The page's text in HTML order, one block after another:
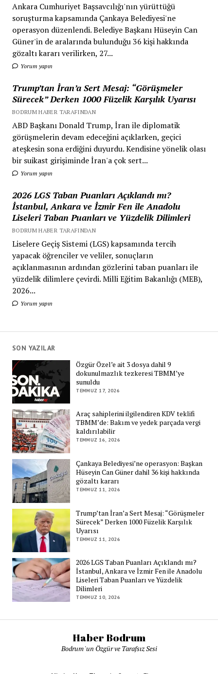
Ankara Cumhuriyet Başsavcılığı'nın yürüttüğü
soruşturma kapsamında Çankaya Belediyesi'ne
operasyon düzenlendi. Belediye Başkanı Hüseyin Can
Güner'in de aralarında bulunduğu 36 kişi hakkında
gözaltı kararı verilirken, 27...
Yorum yapın
Trump’tan İran’a Sert Mesaj: “Görüşmeler
Sürecek” Derken 1000 Füzelik Karşılık Uyarısı
BODRUM HABER TARAFINDAN
ABD Başkanı Donald Trump, İran ile diplomatik
görüşmelerin devam edeceğini açıklarken, geçici
ateşkesin sona erdiğini duyurdu. Kendisine yönelik olası
bir suikast girişiminde İran'a çok sert...
Yorum yapın
2026 LGS Taban Puanları Açıklandı mı?
İstanbul, Ankara ve İzmir Fen ile Anadolu
Liseleri Taban Puanları ve Yüzdelik Dilimleri
BODRUM HABER TARAFINDAN
Liselere Geçiş Sistemi (LGS) kapsamında tercih
yapacak öğrenciler ve veliler, sonuçların
açıklanmasının ardından gözlerini taban puanları ile
yüzdelik dilimlere çevirdi. Milli Eğitim Bakanlığı (MEB),
2026...
Yorum yapın
SON YAZILAR
Özgür Özel’e ait 3 dosya dahil 9
dokunulmazlık tezkeresi TBMM’ye
sunuldu
TEMMUZ 17, 2026
Araç sahiplerini ilgilendiren KDV teklifi
TBMM’de: Bakım ve yedek parçada vergi
kaldırılabilir
TEMMUZ 16, 2026
Çankaya Belediyesi’ne operasyon: Başkan
Hüseyin Can Güner dahil 36 kişi hakkında
gözaltı kararı
TEMMUZ 11, 2026
Trump’tan İran’a Sert Mesaj: “Görüşmeler
Sürecek” Derken 1000 Füzelik Karşılık
Uyarısı
TEMMUZ 11, 2026
2026 LGS Taban Puanları Açıklandı mı?
İstanbul, Ankara ve İzmir Fen ile Anadolu
Liseleri Taban Puanları ve Yüzdelik
Dilimleri
TEMMUZ 10, 2026
Haber Bodrum
Bodrum 'un Özgür ve Tarafsız Sesi